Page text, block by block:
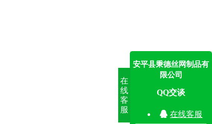
在
线
客
服
安平县秉德丝网制品有
限公司
QQ交谈
 在线客服